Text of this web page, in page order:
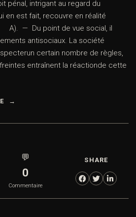
pénal, intrigant au regard du
en est fait, recouvre en réalité
A). — Du point de vue social, il
antisociaux. La société
certain nombre de règles,
entraînent la réactionde cette
💬
0
Commentaire
SHARE